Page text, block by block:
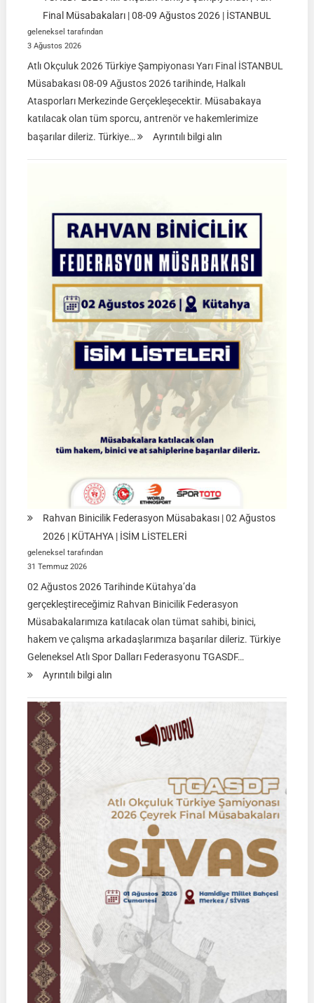
Final Müsabakaları | 08-09 Ağustos 2026 | İSTANBUL
geleneksel tarafından
3 Ağustos 2026
Atlı Okçuluk 2026 Türkiye Şampiyonası Yarı Final İSTANBUL
Müsabakası 08-09 Ağustos 2026 tarihinde, Halkalı
Atasporları Merkezinde Gerçekleşecektir. Müsabakaya
katılacak olan tüm sporcu, antrenör ve hakemlerimize
başarılar dileriz. Türkiye…
Ayrıntılı bilgi alın:
Türkiye
Şampiyonası
Yarı
Final
Müsabakaları
|
08-
09
2026
İSTANBUL
Rahvan Binicilik Federasyon Müsabakası | 02 Ağustos
2026 | KÜTAHYA | İSİM LİSTELERİ
geleneksel tarafından
31 Temmuz 2026
02 Ağustos 2026 Tarihinde Kütahya’da
gerçekleştireceğimiz Rahvan Binicilik Federasyon
Müsabakalarımıza katılacak olan tümat sahibi, binici,
hakem ve çalışma arkadaşlarımıza başarılar dileriz. Türkiye
Geleneksel Atlı Spor Dalları Federasyonu TGASDF…
Ayrıntılı bilgi alın:
Federasyon
Müsabakası
02
Ağustos
2026
|
KÜTAHYA
|
İSİM
LİSTELERİ